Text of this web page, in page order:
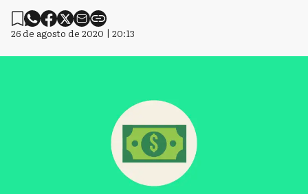
26 de agosto de 2020 | 20:13